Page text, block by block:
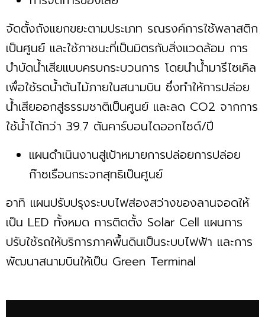
จัดตั้งถังแยกขยะตามประเภท รณรงค์การใช้พลาสติก
เป็นศูนย์ และใช้ภาชนะที่เป็นมิตรกับสิ่งแวดล้อม การ
บำบัดน้ำเสียแบบครบกระบวนการ โดยนำน้ำมารีไซเคิล
เพื่อใช้รดน้ำต้นไม้ภายในสนามบิน ซึ่งทำให้การปล่อย
น้ำเสียออกสู่ธรรมชาติเป็นศูนย์ และลด CO2 จากการ
ใช้น้ำได้กว่า 39.7 ตันคาร์บอนไดออกไซด์/ปี
แผนดำเนินงานสู่เป้าหมายการปล่อยการปล่อย
ก๊าซเรือนกระจกสุทธิเป็นศูนย์
อาทิ แผนปรับปรุงระบบไฟส่องสว่างของลานจอดให้
เป็น LED ทั้งหมด การติดตั้ง Solar Cell แผนการ
ปรับใช้รถให้บริการภาคพื้นดินเป็นระบบไฟฟ้า และการ
พัฒนาสนามบินให้เป็น Green Terminal